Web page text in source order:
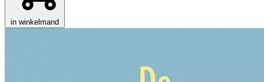
in winkelmand